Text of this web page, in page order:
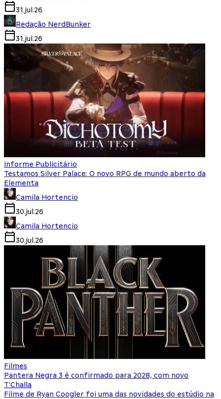
31.jul.26
Redação NerdBunker
31.jul.26
Informe Publicitário
Testamos Silver Palace: O novo RPG de mundo aberto da
Elementa
Camila Hortencio
30.jul.26
Camila Hortencio
30.jul.26
Filmes
Pantera Negra 3 é confirmado para 2028, com novo
T'Challa
Filme de Ryan Coogler foi uma das novidades do estúdio na